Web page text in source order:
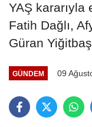
YAŞ kararıyla
Fatih Dağlı,
Güran
GÜNDEM 09